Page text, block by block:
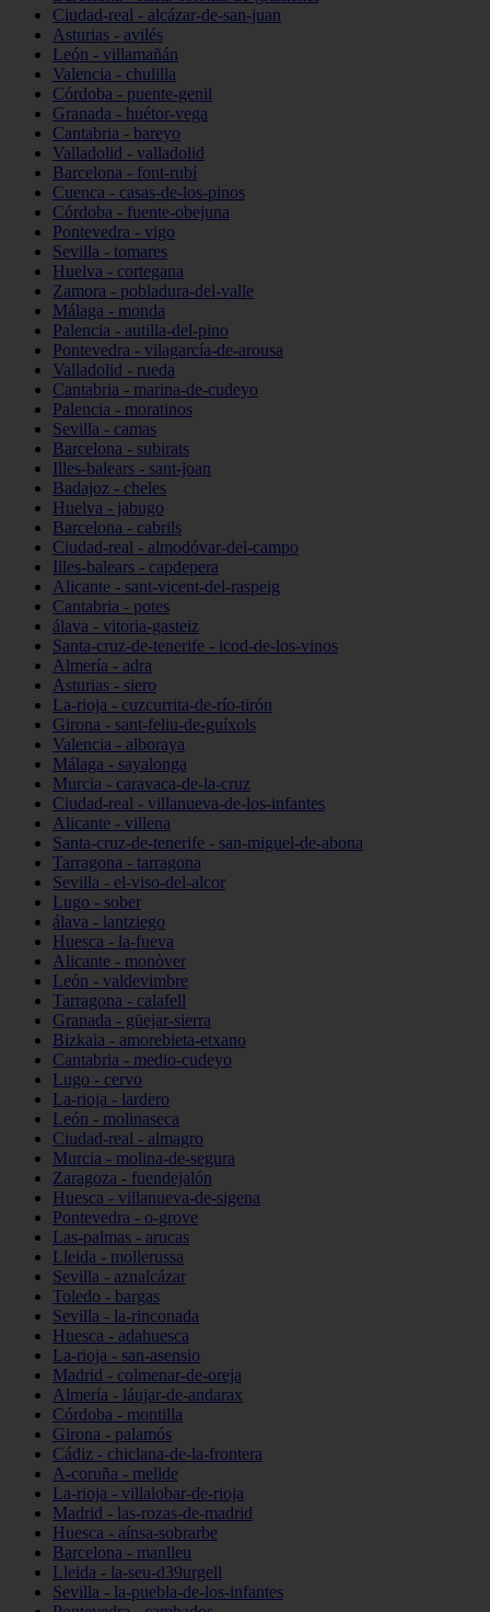
Ciudad-real - alcázar-de-san-juan
Asturias - avilés
León - villamañán
Valencia - chulilla
Córdoba - puente-genil
Granada - huétor-vega
Cantabria - bareyo
Valladolid - valladolid
Barcelona - font-rubí
Cuenca - casas-de-los-pinos
Córdoba - fuente-obejuna
Pontevedra - vigo
Sevilla - tomares
Huelva - cortegana
Zamora - pobladura-del-valle
Málaga - monda
Palencia - autilla-del-pino
Pontevedra - vilagarcía-de-arousa
Valladolid - rueda
Cantabria - marina-de-cudeyo
Palencia - moratinos
Sevilla - camas
Barcelona - subirats
Illes-balears - sant-joan
Badajoz - cheles
Huelva - jabugo
Barcelona - cabrils
Ciudad-real - almodóvar-del-campo
Illes-balears - capdepera
Alicante - sant-vicent-del-raspeig
Cantabria - potes
álava - vitoria-gasteiz
Santa-cruz-de-tenerife - icod-de-los-vinos
Almería - adra
Asturias - siero
La-rioja - cuzcurrita-de-río-tirón
Girona - sant-feliu-de-guíxols
Valencia - alboraya
Málaga - sayalonga
Murcia - caravaca-de-la-cruz
Ciudad-real - villanueva-de-los-infantes
Alicante - villena
Santa-cruz-de-tenerife - san-miguel-de-abona
Tarragona - tarragona
Sevilla - el-viso-del-alcor
Lugo - sober
álava - lantziego
Huesca - la-fueva
Alicante - monòver
León - valdevimbre
Tarragona - calafell
Granada - güejar-sierra
Bizkaia - amorebieta-etxano
Cantabria - medio-cudeyo
Lugo - cervo
La-rioja - lardero
León - molinaseca
Ciudad-real - almagro
Murcia - molina-de-segura
Zaragoza - fuendejalón
Huesca - villanueva-de-sigena
Pontevedra - o-grove
Las-palmas - arucas
Lleida - mollerussa
Sevilla - aznalcázar
Toledo - bargas
Sevilla - la-rinconada
Huesca - adahuesca
La-rioja - san-asensio
Madrid - colmenar-de-oreja
Almería - láujar-de-andarax
Córdoba - montilla
Girona - palamós
Cádiz - chiclana-de-la-frontera
A-coruña - melide
La-rioja - villalobar-de-rioja
Madrid - las-rozas-de-madrid
Huesca - aínsa-sobrarbe
Barcelona - manlleu
Lleida - la-seu-d39urgell
Sevilla - la-puebla-de-los-infantes